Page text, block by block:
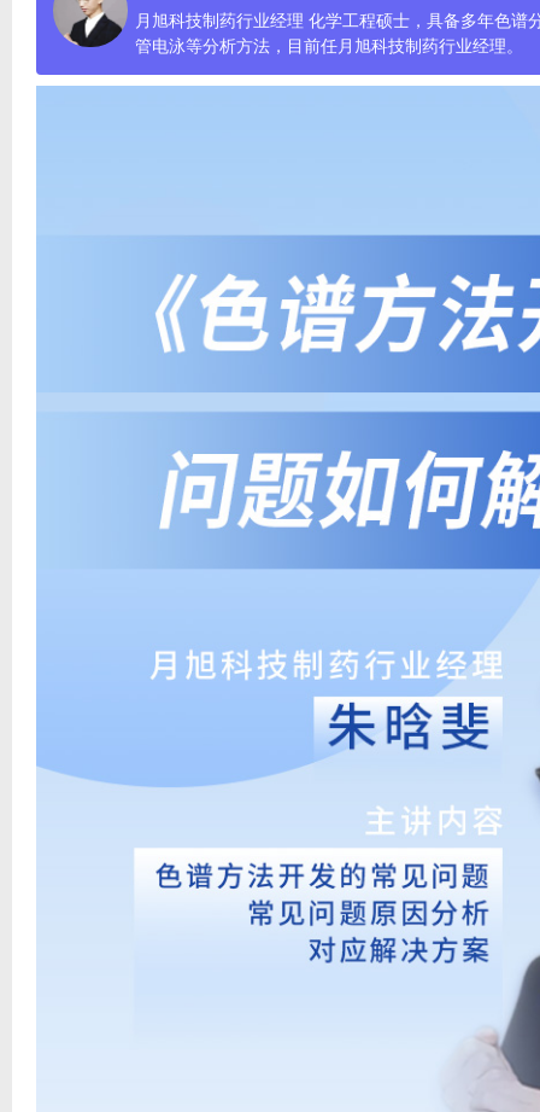
月旭科技制药行业经理 化学工程硕士，具备多年色
管电泳等分析方法，目前任月旭科技制药行业经理。